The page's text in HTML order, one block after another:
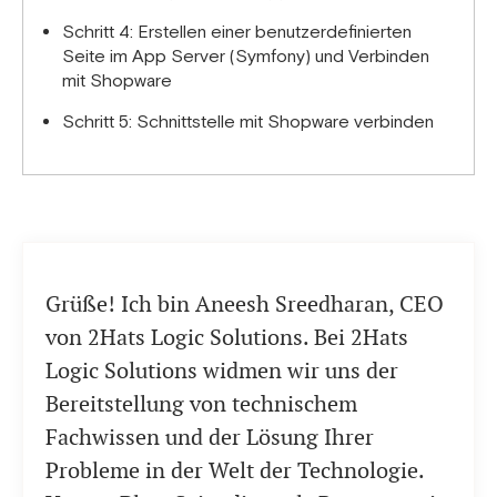
Schritt 4: Erstellen einer benutzerdefinierten
Seite im App Server (Symfony) und Verbinden
mit Shopware
Schritt 5: Schnittstelle mit Shopware verbinden
Grüße! Ich bin Aneesh Sreedharan, CEO
von 2Hats Logic Solutions. Bei 2Hats
Logic Solutions widmen wir uns der
Bereitstellung von technischem
Fachwissen und der Lösung Ihrer
Probleme in der Welt der Technologie.